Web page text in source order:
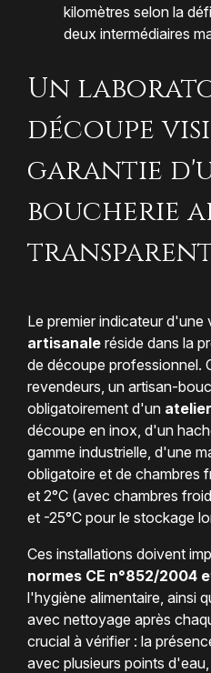
kilomètres selon la
deux intermédiaires
Un
découpe
garantie
boucherie
Le premier indicateur d'une
artisanaleréside dans la
de découpe professionnel.
revendeurs, un artisan-
obligatoirement d'un
découpe en inox, d'un
gamme industrielle, d'une
obligatoire et de chambres
et 2°C (avec chambres
et -25°C pour le stockage
Ces installations doivent
normes CE n°852/2004
l'hygiène alimentaire, ainsi
avec nettoyage après
crucial à vérifier : la
avec plusieurs points